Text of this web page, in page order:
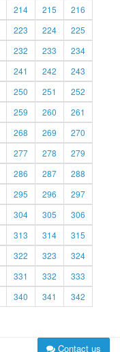
214 215
216
223 224
225
232 233
234
241 242
243
250 251
252
259 260
261
268 269
270
277 278
279
286 287
288
295 296
297
304 305
306
313 314
315
322 323
324
331 332
333
340 341
342
Contact us